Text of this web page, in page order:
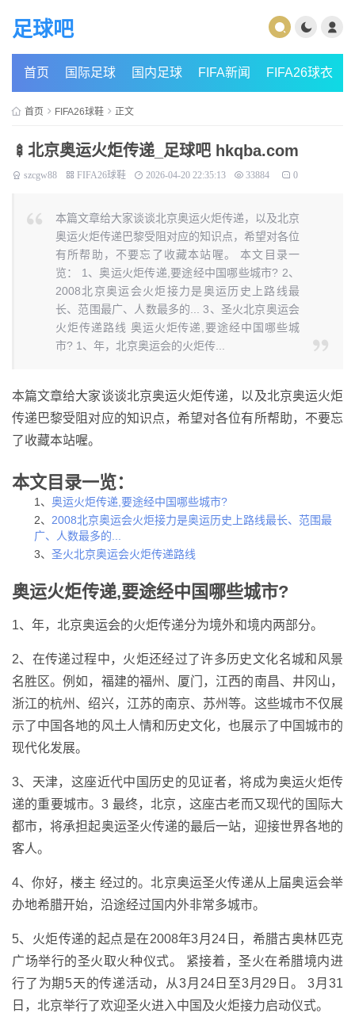
足球吧
首页 国际足球 国内足球 FIFA新闻 FIFA26球衣
首页 FIFA26球鞋 正文
🍢北京奥运火炬传递_足球吧 hkqba.com
szcgw88 FIFA26球鞋 2026-04-20 22:35:13 33884 0
本篇文章给大家谈谈北京奥运火炬传递，以及北京
奥运火炬传递巴黎受阻对应的知识点，希望对各位
有所帮助，不要忘了收藏本站喔。 本文目录一
览： 1、奥运火炬传递,要途经中国哪些城市? 2、
2008北京奥运会火炬接力是奥运历史上路线最
长、范围最广、人数最多的... 3、圣火北京奥运会
火炬传递路线 奥运火炬传递,要途经中国哪些城
市? 1、年，北京奥运会的火炬传...
本篇文章给大家谈谈北京奥运火炬传递，以及北京奥运火炬
传递巴黎受阻对应的知识点，希望对各位有所帮助，不要忘
了收藏本站喔。
本文目录一览：
1、 奥运火炬传递,要途经中国哪些城市?
2、 2008北京奥运会火炬接力是奥运历史上路线最长、范围最
广、人数最多的...
3、 圣火北京奥运会火炬传递路线
奥运火炬传递,要途经中国哪些城市?
1、年，北京奥运会的火炬传递分为境外和境内两部分。
2、在传递过程中，火炬还经过了许多历史文化名城和风景
名胜区。例如，福建的福州、厦门，江西的南昌、井冈山，
浙江的杭州、绍兴，江苏的南京、苏州等。这些城市不仅展
示了中国各地的风土人情和历史文化，也展示了中国城市的
现代化发展。
3、天津，这座近代中国历史的见证者，将成为奥运火炬传
递的重要城市。3 最终，北京，这座古老而又现代的国际大
都市，将承担起奥运圣火传递的最后一站，迎接世界各地的
客人。
4、你好，楼主 经过的。北京奥运圣火传递从上届奥运会举
办地希腊开始，沿途经过国内外非常多城市。
5、火炬传递的起点是在2008年3月24日，希腊古奥林匹克
广场举行的圣火取火种仪式。 紧接着，圣火在希腊境内进
行了为期5天的传递活动，从3月24日至3月29日。 3月31
日，北京举行了欢迎圣火进入中国及火炬接力启动仪式。